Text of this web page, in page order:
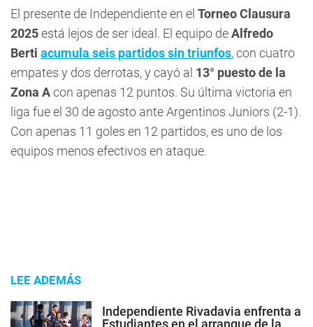
El presente de Independiente en el Torneo Clausura
2025está lejos de ser ideal. El equipo deAlfredo
Berti acumula seis partidos sin triunfos, con cuatro
empates y dos derrotas, y cayó al 13° puesto de la
Zona Acon apenas 12 puntos. Su última victoria en
liga fue el 30 de agosto ante Argentinos Juniors (2-1).
Con apenas 11 goles en 12 partidos, es uno de los
equipos menos efectivos en ataque.
LEE ADEMÁS
Independiente Rivadavia enfrenta a
Estudiantes en el arranque de la